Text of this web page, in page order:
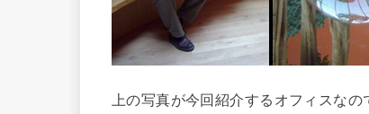
上の写真が今回紹介するオフィスな